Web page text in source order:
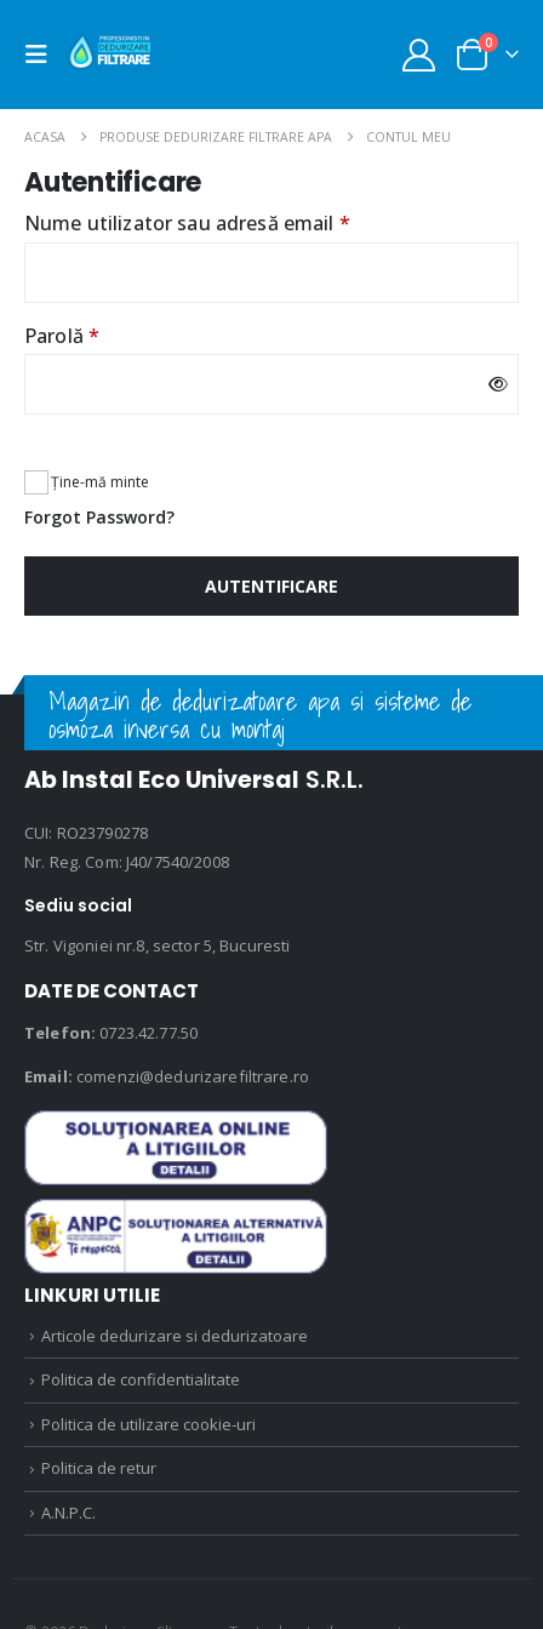
0
ACASA PRODUSE DEDURIZARE FILTRARE APA CONTUL MEU
Autentificare
Nume utilizator sau adresă email *Obligatoriu
Parolă *
Ține-mă minte
Forgot Password?
AUTENTIFICARE
Magazin de dedurizatoare apa si sisteme de
osmoza inversa cu montaj
Ab Instal Eco Universal S.R.L.
CUI: RO23790278
Nr. Reg. Com: J40/7540/2008
Sediu social
Str. Vigoniei nr.8, sector 5, Bucuresti
DATE DE CONTACT
Telefon: 0723.42.77.50
Email: comenzi@dedurizarefiltrare.ro
LINKURI UTILIE
Articole dedurizare si dedurizatoare
Politica de confidentialitate
Politica de utilizare cookie-uri
Politica de retur
A.N.P.C.